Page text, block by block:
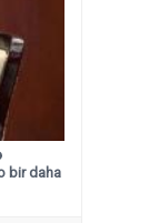
bir daha